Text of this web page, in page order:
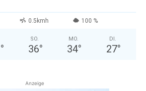
0.5kmh 100 %
°
SO.
36°
MO.
34°
DI.
27°
Anzeige